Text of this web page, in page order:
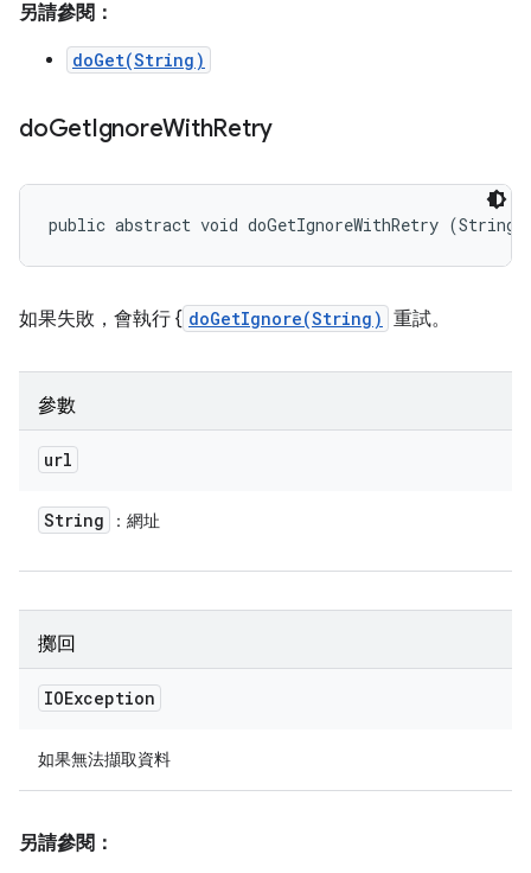
另請參閱：
doGet(String)
doGetIgnoreWithRetry
public abstract void doGetIgnoreWithRetry
如果失敗，會執行 { doGetIgnore(String) 重試。
參數
url
String ：網址
擲回
IOException
如果無法擷取資料
另請參閱：